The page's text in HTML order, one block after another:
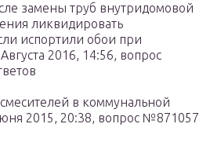
замены труб внутридомовой
ликвидировать
испортили обои при
2016, 14:56, вопрос
в коммунальной
2015, 20:38, вопрос №871057